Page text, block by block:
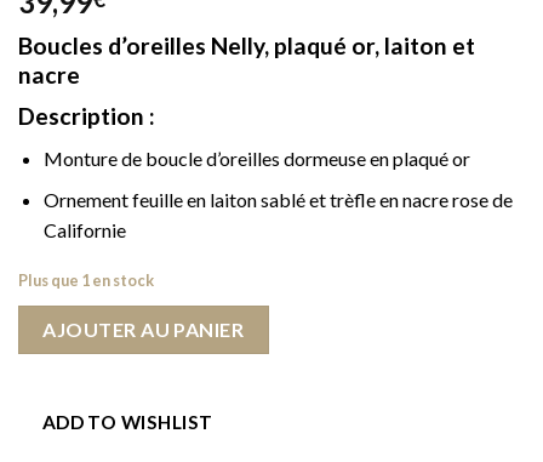
Boucles d’oreilles Nelly, plaqué or, laiton et
nacre
Description :
Monture de boucle d’oreilles dormeuse en plaqué or
Ornement feuille en laiton sablé et trèfle en nacre rose de
Californie
Plus que 1 en stock
AJOUTER AU PANIER
ADD TO WISHLIST